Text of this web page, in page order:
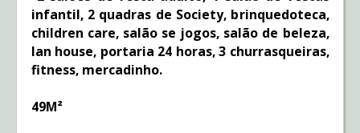
infantil, 2 quadras de Society, brinquedoteca,
children care, salão se jogos, salão de beleza,
lan house, portaria 24 horas, 3 churrasqueiras,
fitness, mercadinho.
49M²